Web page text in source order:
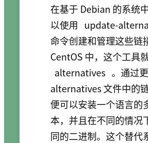
在基于 Debian 的系统
以使用 update-
命令创建和管理这些链
CentOS 中，这个工具
alternatives 。通过
alternatives 文件中的
便可以安装一个语言的
本，并且在不同的情况
同的二进制。这个替代